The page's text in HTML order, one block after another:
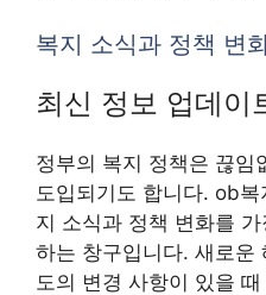
복지 소식과 정책 변
최신 정보 업데이
정부의 복지 정책은 끊임
도입되기도 합니다. ob
지 소식과 정책 변화를
하는 창구입니다. 새로운
도의 변경 사항이 있을